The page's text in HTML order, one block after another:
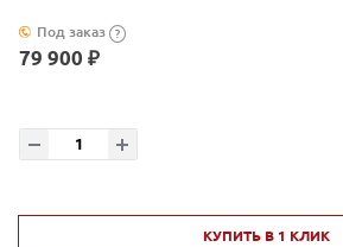
Под заказ ?
79 900 ₽
КУПИТЬ В 1 КЛИК